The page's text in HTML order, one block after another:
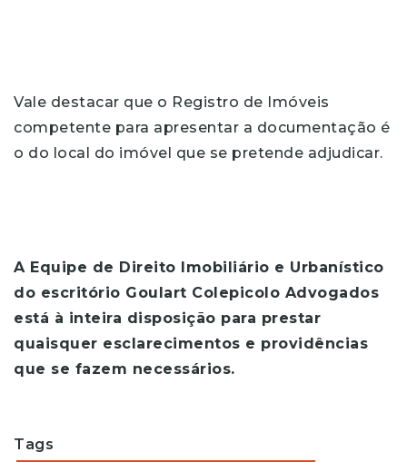
Vale destacar que o Registro de Imóveis
competente para apresentar a documentação é
o do local do imóvel que se pretende adjudicar.
A Equipe de Direito Imobiliário e Urbanístico
do escritório Goulart Colepicolo Advogados
está à inteira disposição para prestar
quaisquer esclarecimentos e providências
que se fazem necessários.
Tags